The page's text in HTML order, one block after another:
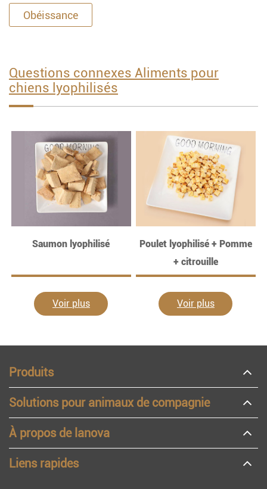
Obéissance
Questions connexes Aliments pour
chiens lyophilisés
Saumon lyophilisé
Voir plus
Poulet lyophilisé + Pomme
+ citrouille
Voir plus
Produits
Solutions pour animaux de compagnie
À propos de lanova
Liens rapides